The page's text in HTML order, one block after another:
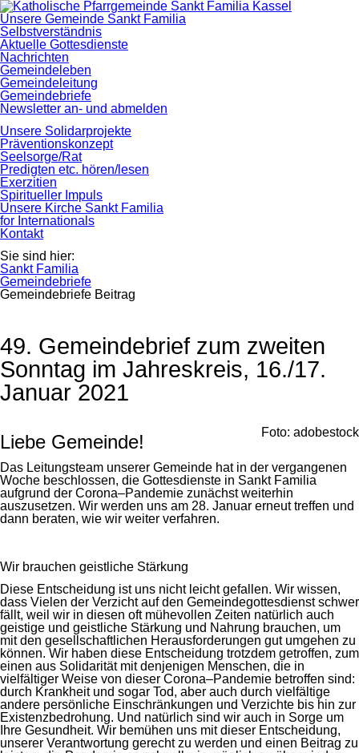
Navigation
überspringen
Unsere Gemeinde Sankt Familia
Selbstverständnis
Aktuelle Gottesdienste
Nachrichten
Gemeindeleben
Gemeindeleitung
Gemeindebriefe
Newsletter an- und abmelden
Unsere Solidarprojekte
Präventionskonzept
Seelsorge/Rat
Predigten etc. hören/lesen
Exerzitien
Spiritueller Impuls
Unsere Kirche Sankt Familia
for Internationals
Kontakt
Sie sind hier:
Sankt Familia
Gemeindebriefe
Gemeindebriefe Beitrag
49. Gemeindebrief zum zweiten
Sonntag im Jahreskreis, 16./17.
Januar 2021
Foto: adobestock
Liebe Gemeinde!
Das Leitungsteam unserer Gemeinde hat in der vergangenen
Woche beschlossen, die Gottesdienste in Sankt Familia
aufgrund der Corona–Pandemie zunächst weiterhin
auszusetzen. Wir werden uns am 28. Januar erneut treffen und
dann beraten, wie wir weiter verfahren.
Wir brauchen geistliche Stärkung
Diese Entscheidung ist uns nicht leicht gefallen. Wir wissen,
dass Vielen der Verzicht auf den Gemeindegottesdienst schwer
fällt, weil wir in diesen oft mühevollen Zeiten natürlich auch
geistige und geistliche Stärkung und Nahrung brauchen, um
mit den gesellschaftlichen Herausforderungen gut umgehen zu
können. Wir haben diese Entscheidung trotzdem getroffen, zum
einen aus Solidarität mit denjenigen Menschen, die in
vielfältiger Weise von dieser Corona–Pandemie betroffen sind:
durch Krankheit und sogar Tod, aber auch durch vielfältige
andere persönliche Einschränkungen und Verzichte bis hin zur
Existenzbedrohung. Und natürlich sind wir auch in Sorge um
Ihre Gesundheit. Wir bemühen uns mit dieser Entscheidung,
unserer Verantwortung gerecht zu werden und einen Beitrag zu